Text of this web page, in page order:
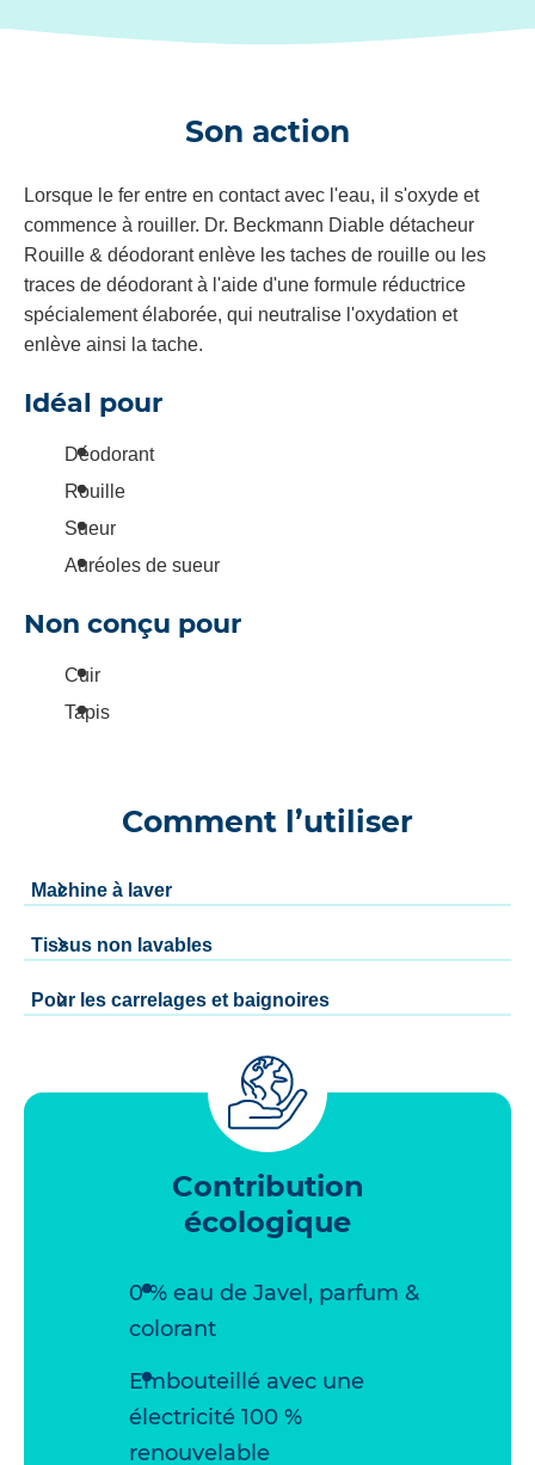
Son action
Lorsque le fer entre en contact avec l'eau, il s'oxyde et
commence à rouiller. Dr. Beckmann Diable détacheur
Rouille & déodorant enlève les taches de rouille ou les
traces de déodorant à l'aide d'une formule réductrice
spécialement élaborée, qui neutralise l'oxydation et
enlève ainsi la tache.
Idéal pour
Déodorant
Rouille
Sueur
Auréoles de sueur
Non conçu pour
Cuir
Tapis
Comment l’utiliser
Machine à laver
Tissus non lavables
Pour les carrelages et baignoires
Contribution
écologique
0 % eau de Javel, parfum &
colorant
Embouteillé avec une
électricité 100 %
renouvelable